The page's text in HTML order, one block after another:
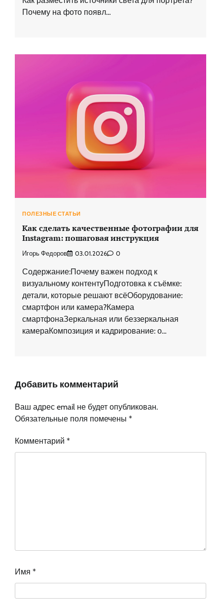
Почему на фото появл…
ПОЛЕЗНЫЕ СТАТЬИ
Как сделать качественные фотографии для
Instagram: пошаговая инструкция
Игорь Федоров 03.01.2026 0
Содержание:Почему важен подход к
визуальному контентуПодготовка к съёмке:
детали, которые решают всёОборудование:
смартфон или камера?Камера
смартфонаЗеркальная или беззеркальная
камераКомпозиция и кадрирование: о…
Добавить комментарий
Ваш адрес email не будет опубликован.
Обязательные поля помечены *
Комментарий *
Имя *